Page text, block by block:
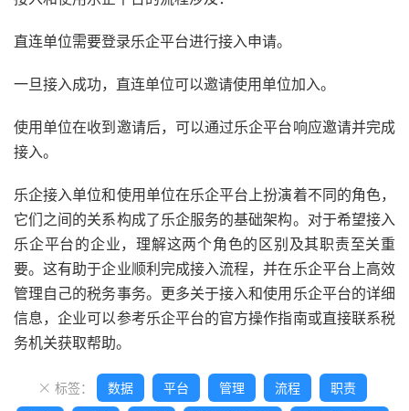
直连单位需要登录乐企平台进行接入申请。
一旦接入成功，直连单位可以邀请使用单位加入。
使用单位在收到邀请后，可以通过乐企平台响应邀请并完成
接入。
乐企接入单位和使用单位在乐企平台上扮演着不同的角色，
它们之间的关系构成了乐企服务的基础架构。对于希望接入
乐企平台的企业，理解这两个角色的区别及其职责至关重
要。这有助于企业顺利完成接入流程，并在乐企平台上高效
管理自己的税务事务。更多关于接入和使用乐企平台的详细
信息，企业可以参考乐企平台的官方操作指南或直接联系税
务机关获取帮助。
 标签： 数据 平台 管理 流程 职责